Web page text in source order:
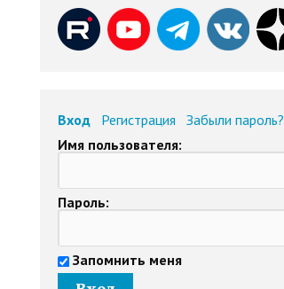
Вход Регистрация
Забыли пароль?
Имя пользователя:
Пароль:
Запомнить меня